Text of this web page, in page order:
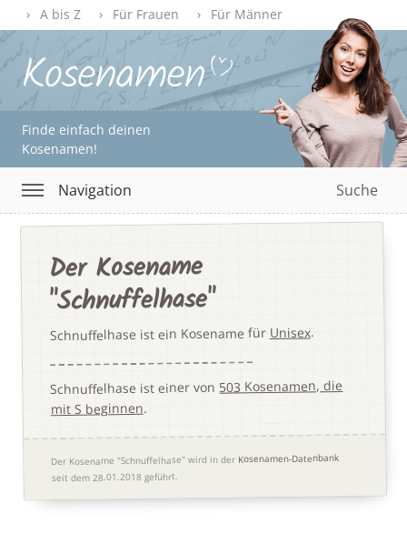
A bis Z Für Frauen Für Männer
Finde einfach deinen
Kosenamen!
Navigation Suche
Der Kosename
"Schnuffelhase"
Schnuffelhase ist ein Kosename fürUnisex.
Schnuffelhase ist einer von 503 Kosenamen, die
mit S beginnen.
Der Kosename "Schnuffelhase" wird in der Kosenamen-Datenbank
seit dem 28.01.2018 geführt.